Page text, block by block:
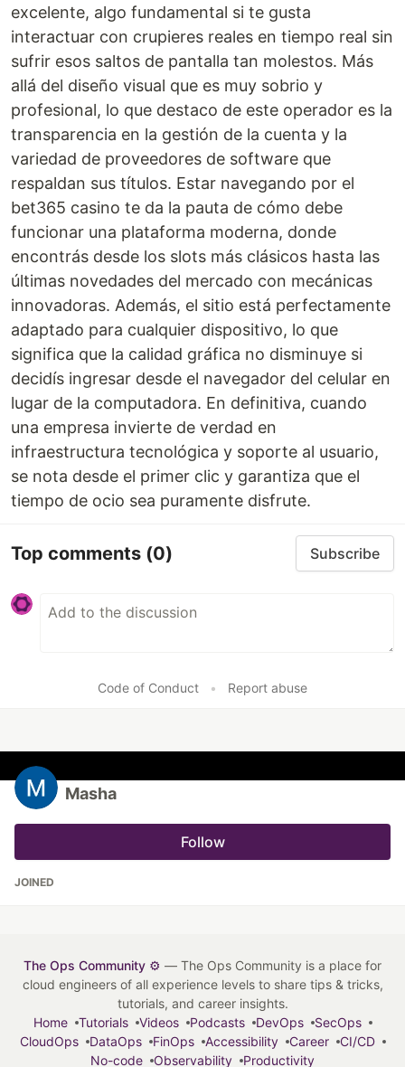
excelente, algo fundamental si te gusta
interactuar con crupieres reales en tiempo real sin
sufrir esos saltos de pantalla tan molestos. Más
allá del diseño visual que es muy sobrio y
profesional, lo que destaco de este operador es la
transparencia en la gestión de la cuenta y la
variedad de proveedores de software que
respaldan sus títulos. Estar navegando por el
bet365 casino te da la pauta de cómo debe
funcionar una plataforma moderna, donde
encontrás desde los slots más clásicos hasta las
últimas novedades del mercado con mecánicas
innovadoras. Además, el sitio está perfectamente
adaptado para cualquier dispositivo, lo que
significa que la calidad gráfica no disminuye si
decidís ingresar desde el navegador del celular en
lugar de la computadora. En definitiva, cuando
una empresa invierte de verdad en
infraestructura tecnológica y soporte al usuario,
se nota desde el primer clic y garantiza que el
tiempo de ocio sea puramente disfrute.
Top comments (0) Subscribe
Code of Conduct • Report abuse
Masha
Follow
JOINED
The Ops Community ⚙️ — The Ops Community is a place for
cloud engineers of all experience levels to share tips & tricks,
tutorials, and career insights.
Home
Tutorials Videos Podcasts DevOps
SecOps
CloudOps
DataOps FinOps Accessibility Career
CI/CD
No-code
Observability Productivity